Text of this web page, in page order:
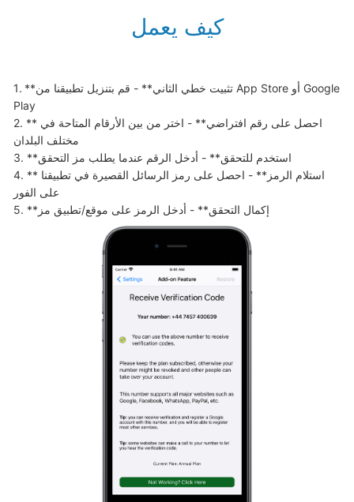
كيف يعمل
1. **تثبيت خطي الثاني** - قم بتنزيل تطبيقنا من App Store أو Google
Play
2. **احصل على رقم افتراضي** - اختر من بين الأرقام المتاحة في
مختلف البلدان
3. **استخدم للتحقق** - أدخل الرقم عندما يطلب مز التحقق
4. **استلام الرمز** - احصل على رمز الرسائل القصيرة في تطبيقنا
على الفور
5. **إكمال التحقق** - أدخل الرمز على موقع/تطبيق مز